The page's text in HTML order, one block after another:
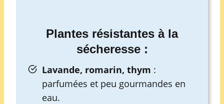
Plantes résistantes à la
sécheresse :
Lavande, romarin, thym :
parfumées et peu gourmandes en
eau.